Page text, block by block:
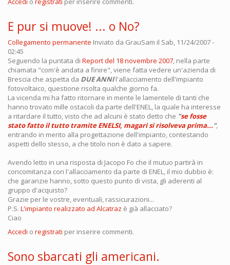
E pur si muove! ... o No?
Collegamento permanente Inviato da GrauSam il Sab, 11/24/2007 -
02:45
Seguendo la puntata di Report del 18 novembre 2007 , nella parte
chiamata "com'è andata a finire", viene fatta vedere un'azienda di
Brescia che aspetta da DUE ANNIl'allacciamento dell'impianto
fotovoltaico, questione risolta qualche giorno fa.
La vicenda mi ha fatto ritornare in mente le lamentele di tanti che
hanno trovato mille ostacoli da parte dell'ENEL, la quale ha interesse
a ritardare il tutto, visto che ad alcuni è stato detto che "se fosse
stato fatto il tutto tramite ENELSI, magari si risolveva prima...",
entrando in merito alla progettazione dell'impianto, contestando
aspetti dello stesso, a che titolo non è dato a sapere.
Avendo letto in una risposta di Jacopo Fo che il mutuo partirà in
concomitanza con l'allacciamento da parte di ENEL, il mio dubbio è:
che garanzie hanno, sotto questo punto di vista, gli aderenti al
gruppo d'acquisto?
Grazie per le vostre, eventuali, rassicurazioni...
P.S. L'impianto realizzato ad Alcatraz è già allacciato?
Ciao
Accedi o registrati per inserire commenti.
Sono sbarcati gli americani.